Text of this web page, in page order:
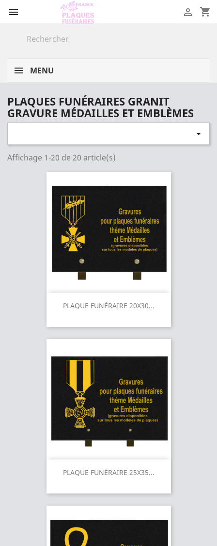
 shopping_cart

MENU
PLAQUES FUNÉRAIRES GRANIT
GRAVURE MÉDAILLES ET EMBLÈMES

Affichage 1-20 de 20 article(s)
PLAQUE FUNÉRAIRE 20X30...
PLAQUE FUNÉRAIRE 25X35...